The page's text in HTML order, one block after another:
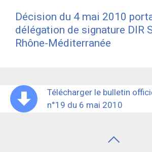
Décision du 4 mai 2010
délégation de signature DIR
Rhône-Méditerranée
Télécharger le bulletin
n°19 du 6 mai 2010